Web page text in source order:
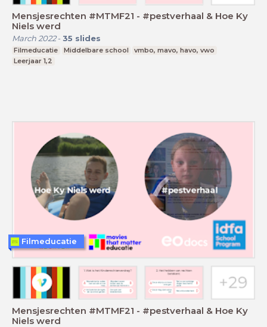
Mensjesrechten #MTMF21 - #pestverhaal & Hoe Ky
Niels werd
March 2022- 35 slides
Filmeducatie Middelbare school
vmbo, mavo, havo, vwo
Leerjaar 1,2
Mensjesrechten #MTMF21 - #pestverhaal & Hoe Ky
Niels werd
Filmeducatie